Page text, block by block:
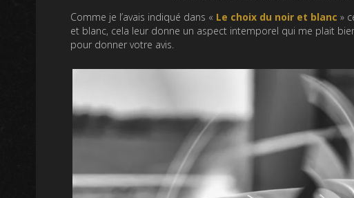
Comme je l’avais indiqué dans « Le choix du noir et blanc »
et blanc, cela leur donne un aspect intemporel qui me plait
pour donner votre avis.